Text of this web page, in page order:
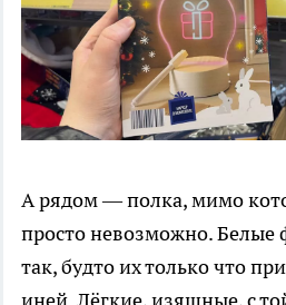
А рядом — полка, мимо
просто невозможно. Белые
так, будто их только что
иней. Лёгкие, изящные, с